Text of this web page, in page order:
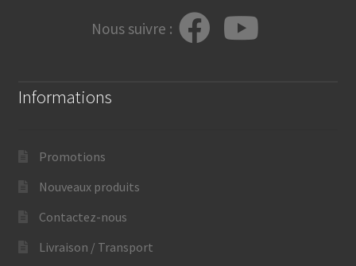
Nous suivre :
Informations
Promotions
Nouveaux produits
Contactez-nous
Livraison / Transport